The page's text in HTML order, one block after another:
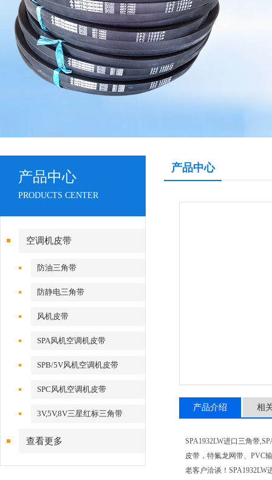
产品中心
PRODUCTS CENTER
空调机皮带
防油三角带
防静电三角带
风机皮带
SPA风机空调机皮带
SPB/5V风机空调机皮带
SPC风机空调机皮带
3V,5V,8V三星红标三角带
查看更多
产品中心
产品介绍 相
SPA1932LW进口三角带
皮带，特氟龙网带、PVC
老客户洽谈！SPA1932LW